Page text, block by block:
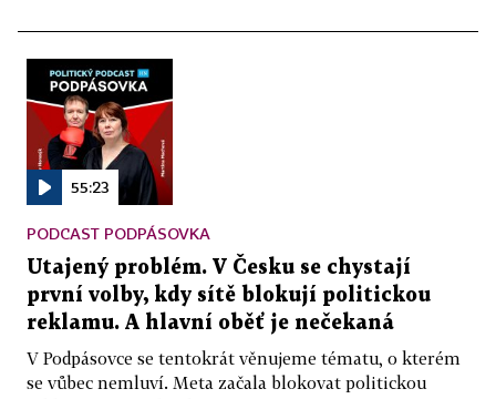
55:23
PODCAST PODPÁSOVKA
Utajený problém. V Česku se chystají
první volby, kdy sítě blokují politickou
reklamu. A hlavní oběť je nečekaná
V Podpásovce se tentokrát věnujeme tématu, o kterém
se vůbec nemluví. Meta začala blokovat politickou